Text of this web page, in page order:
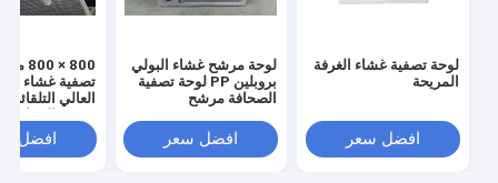
لوحة تصفية غشاء الغرفة
المريحة
افضل سعر
لوحة مرشح غشاء البولي
بروبلين PP لوحة تصفية
الصحافة مرشح
افضل سعر
800 ×
تصفية غشاء
العالي
افضل